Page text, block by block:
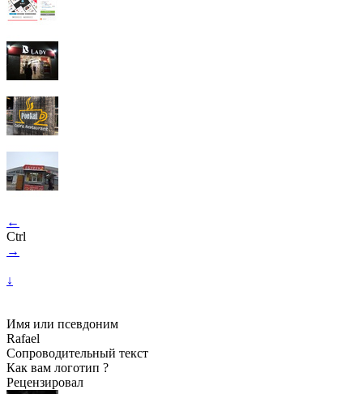
←
Ctrl
→
↓
Имя или псевдоним
Rafael
Сопроводительный текст
Как вам логотип ?
Рецензировал